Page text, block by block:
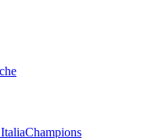
Champions